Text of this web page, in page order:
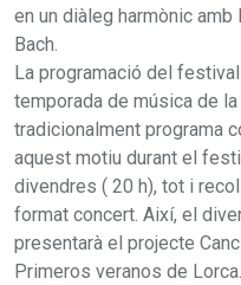
en un diàleg harmònic
Bach.
La programació del
temporada de música de la
tradicionalment programa
aquest motiu durant el
divendres ( 20 h), tot i
format concert. Així, el
presentarà el projecte
Primeros veranos de